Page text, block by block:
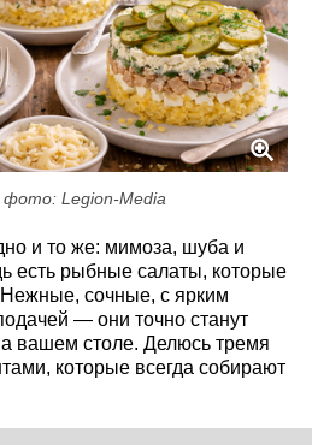
фото: Legion-Media
и то же: мимоза, шуба и
есть рыбные салаты, которые
Нежные, сочные, с ярким
— они точно станут
вашем столе. Делюсь тремя
которые всегда собирают